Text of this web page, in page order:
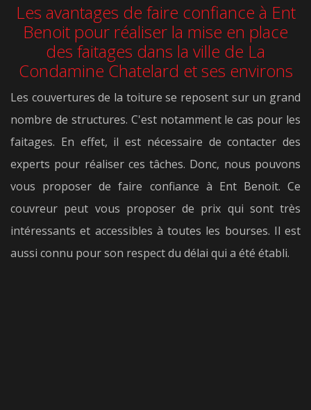
Les avantages de faire confiance à Ent
Benoit pour réaliser la mise en place
des faitages dans la ville de La
Condamine Chatelard et ses environs
Les couvertures de la toiture se reposent sur un grand
nombre de structures. C'est notamment le cas pour les
faitages. En effet, il est nécessaire de contacter des
experts pour réaliser ces tâches. Donc, nous pouvons
vous proposer de faire confiance à Ent Benoit. Ce
couvreur peut vous proposer de prix qui sont très
intéressants et accessibles à toutes les bourses. Il est
aussi connu pour son respect du délai qui a été établi.